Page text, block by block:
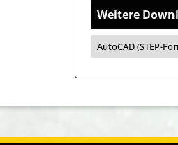
Weitere
AutoCAD (STEP-